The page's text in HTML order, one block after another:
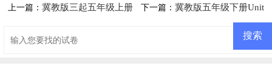
上一篇：冀教版三起五年级上册 下一篇： 冀教版五年级下册Unit